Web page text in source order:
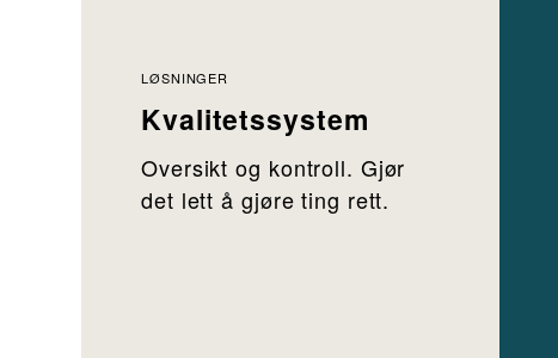
LØSNINGER
Kvalitetssystem
Oversikt og kontroll. Gjør
det lett å gjøre ting rett.